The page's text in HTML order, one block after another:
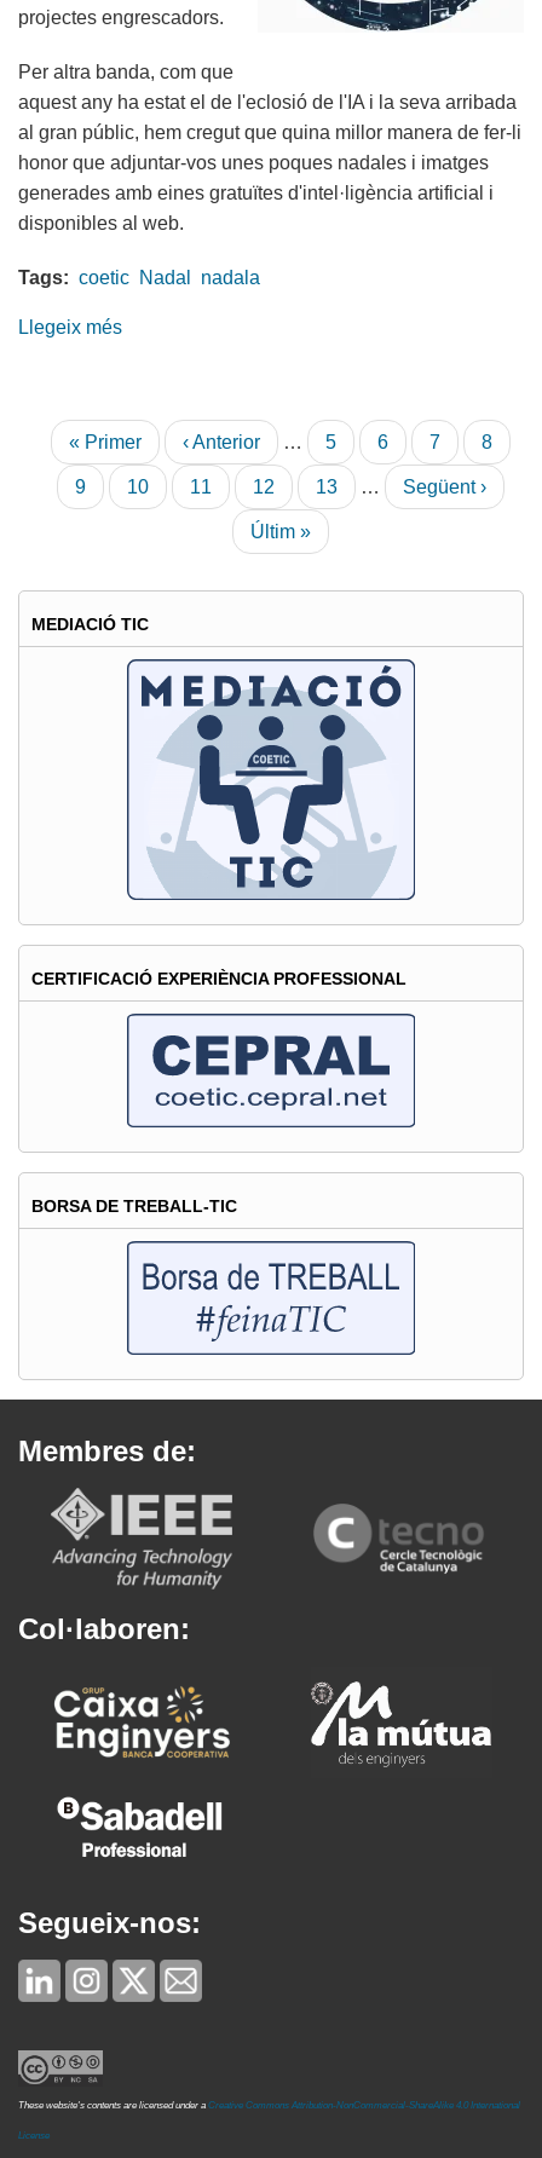
projectes engrescadors.
Per altra banda, com que
aquest any ha estat el de l'eclosió de l'IA i la seva arribada
al gran públic, hem cregut que quina millor manera de fer-li
honor que adjuntar-vos unes poques nadales i imatges
generades amb eines gratuïtes d'intel·ligència artificial i
disponibles al web.
Tags: coetic Nadal nadala
Llegeix més
us
desitja
unes
Bones
2024!
Paginació
Primera
pàgina
« Primer
Pàgina
anterior
‹ Anterior … Pàgina
5 Pàgina
6 Pàgina
7 Pàgina
8
Pàgina
9 Pàgina
10 Pàgina
11 Pàgina
12 Pàgina
13 …
Pàgina
Següent ›
Última
Últim »
MEDIACIÓ TIC
CERTIFICACIÓ EXPERIÈNCIA PROFESSIONAL
BORSA DE TREBALL-TIC
Membres de:
Col·laboren:
Segueix-nos:
These website's contents are licensed under a Creative Commons Attribution-NonCommercial-ShareAlike 4.0 International
License